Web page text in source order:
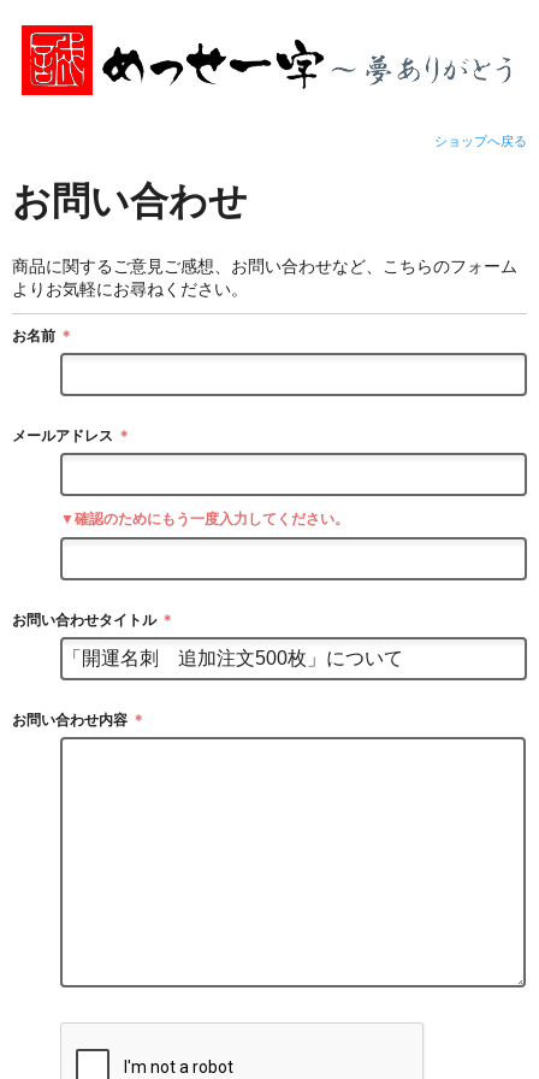
ショップへ戻る
お問い合わせ
商品に関するご意見ご感想、お問い合わせなど、こちらのフォーム
よりお気軽にお尋ねください。
お名前 ＊
メールアドレス ＊
▼確認のためにもう一度入力してください。
お問い合わせタイトル ＊
お問い合わせ内容 ＊